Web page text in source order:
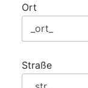
Ort
Straße